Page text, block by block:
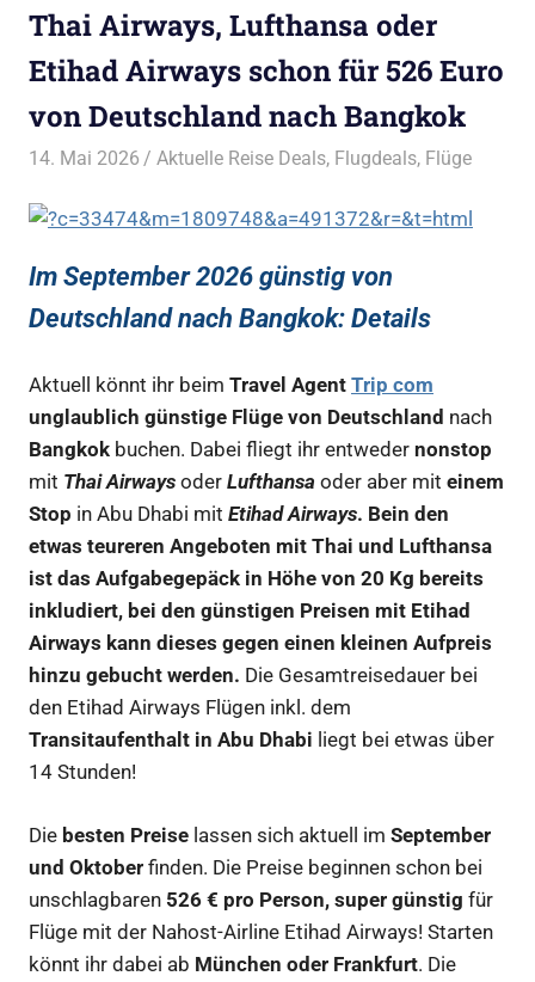
Thai Airways, Lufthansa oder
Etihad Airways schon für 526 Euro
von Deutschland nach Bangkok
14. Mai 2026 Bruno Müller
Aktuelle Reise Deals, Flugdeals, Flüge
Im September 2026 günstig von
Deutschland nach Bangkok: Details
Aktuell könnt ihr beim Travel Agent Trip com
unglaublich günstige Flüge von Deutschland nach
Bangkok buchen. Dabei fliegt ihr entweder nonstop
mit Thai Airways oder Lufthansa oder aber mit einem
Stop in Abu Dhabi mit Etihad Airways. Bein den
etwas teureren Angeboten mit Thai und Lufthansa
ist das Aufgabegepäck in Höhe von 20 Kg bereits
inkludiert, bei den günstigen Preisen mit Etihad
Airways kann dieses gegen einen kleinen Aufpreis
hinzu gebucht werden. Die Gesamtreisedauer bei
den Etihad Airways Flügen inkl. dem
Transitaufenthalt in Abu Dhabi liegt bei etwas über
14 Stunden!
Die besten Preise lassen sich aktuell im September
und Oktober finden. Die Preise beginnen schon bei
unschlagbaren 526 € pro Person, super günstig für
Flüge mit der Nahost-Airline Etihad Airways! Starten
könnt ihr dabei ab München oder Frankfurt. Die